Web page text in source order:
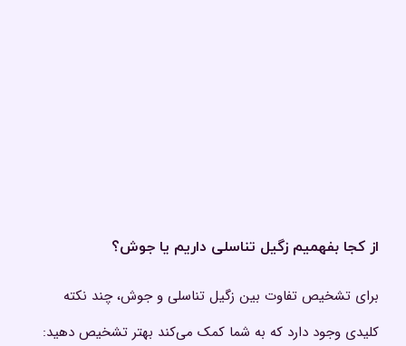
از کجا بفهمیم زگیل تناسلی داریم یا جوش؟
برای تشخیص تفاوت بین زگیل تناسلی و جوش، چند نکته
کلیدی وجود دارد که به شما کمک می‌کند بهتر تشخیص دهید: